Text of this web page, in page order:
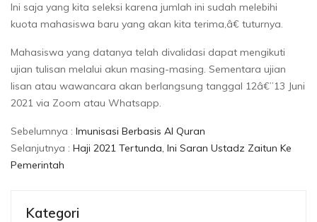
Ini saja yang kita seleksi karena jumlah ini sudah melebihi
kuota mahasiswa baru yang akan kita terima,â€ tuturnya.
Mahasiswa yang datanya telah divalidasi dapat mengikuti
ujian tulisan melalui akun masing-masing. Sementara ujian
lisan atau wawancara akan berlangsung tanggal 12â€”13 Juni
2021 via Zoom atau Whatsapp.
Sebelumnya : Imunisasi Berbasis Al Quran
Selanjutnya : Haji 2021 Tertunda, Ini Saran Ustadz Zaitun Ke
Pemerintah
Kategori